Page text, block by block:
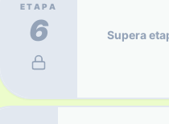
ETAPA
6 Supera